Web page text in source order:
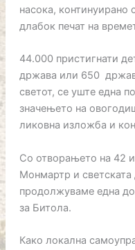
насока, континуирано
длабок печат на
44.000 пристигнати
држава или 650
светот, се уште една
значењето на
ликовна изложба и
Со отворањето на 42
Монмартр и светската
продолжуваме една
за Битола.
Како локална